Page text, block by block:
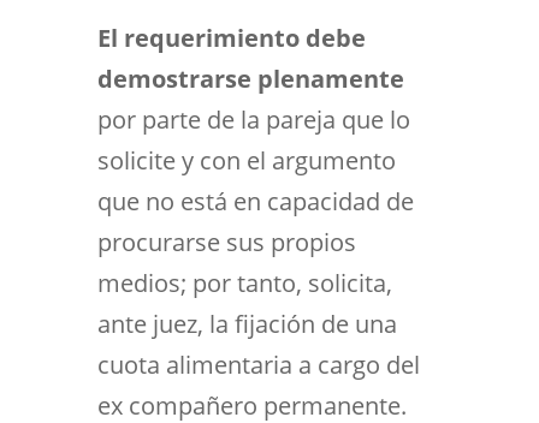
El requerimiento debe
demostrarse plenamente
por parte de la pareja que lo
solicite y con el argumento
que no está en capacidad de
procurarse sus propios
medios; por tanto, solicita,
ante juez, la fijación de una
cuota alimentaria a cargo del
ex compañero permanente.